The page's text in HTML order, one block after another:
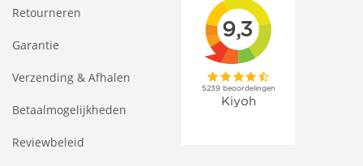
Retourneren
Garantie
Verzending & Afhalen
Betaalmogelijkheden
Reviewbeleid